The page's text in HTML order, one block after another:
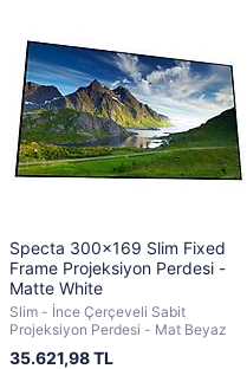
Specta 300x169 Slim Fixed
Frame Projeksiyon Perdesi -
Matte White
Slim - İnce Çerçeveli Sabit
Projeksiyon Perdesi - Mat Beyaz
35.621,98 TL